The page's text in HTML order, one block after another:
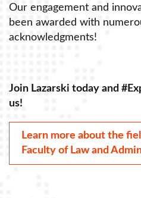
Our engagement and
been awarded with
acknowledgments!
Join Lazarski today and
us!
Learn more about the
Faculty of Law and